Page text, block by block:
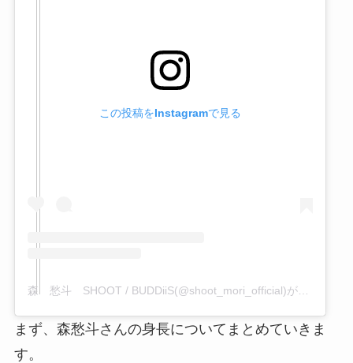
この投稿をInstagramで見る
森 愁斗 SHOOT / BUDDiiS(@shoot_mori_official)がシェアした投稿
まず、森愁斗さんの身長についてまとめていきま
す。